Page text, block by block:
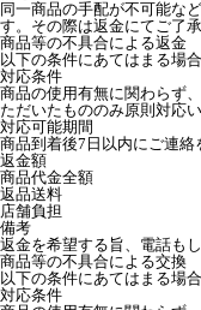
同一商品の手配が不可能な
す。その際は返金にてご了承
商品等の不具合による返金
以下の条件にあてはまる場
対応条件
商品の使用有無に関わらず
ただいたもののみ原則対応い
対応可能期間
商品到着後7日以内にご連絡
返金額
商品代金全額
返品送料
店舗負担
備考
返金を希望する旨、電話も
商品等の不具合による交換
以下の条件にあてはまる場
対応条件